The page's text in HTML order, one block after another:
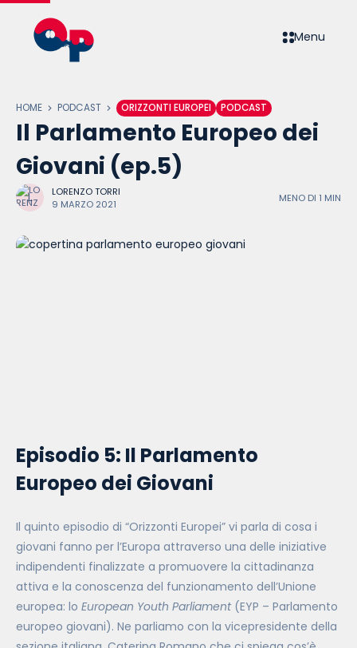
Menu
HOME PODCAST ORIZZONTI EUROPEI PODCAST
Il Parlamento Europeo dei
Giovani (ep.5)
LORENZO TORRI
9 MARZO 2021
MENO DI 1 MIN
Episodio 5: Il Parlamento
Europeo dei Giovani
Il quinto episodio di “Orizzonti Europei” vi parla di cosa i
giovani fanno per l’Europa attraverso una delle iniziative
indipendenti finalizzate a promuovere la cittadinanza
attiva e la conoscenza del funzionamento dell’Unione
europea: lo European Youth Parliament(EYP – Parlamento
europeo giovani). Ne parliamo con la vicepresidente della